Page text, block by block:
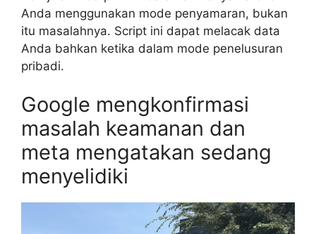
Anda menggunakan mode penyamaran, bukan
itu masalahnya. Script ini dapat melacak data
Anda bahkan ketika dalam mode penelusuran
pribadi.
Google mengkonfirmasi
masalah keamanan dan
meta mengatakan sedang
menyelidiki